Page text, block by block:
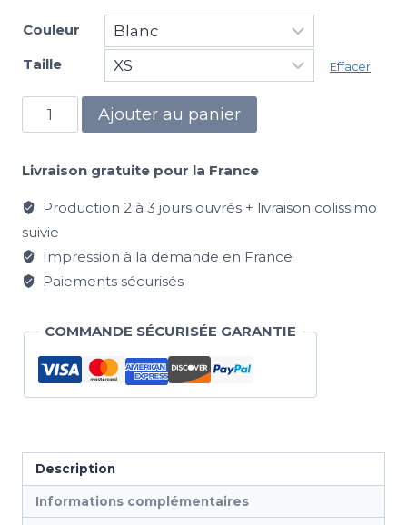
Couleur
Taille
Effacer
Ajouter au panier
Livraison gratuite pour la France
Production 2 à 3 jours ouvrés + livraison colissimo
suivie
Impression à la demande en France
Paiements sécurisés
COMMANDE SÉCURISÉE GARANTIE
Description
Informations complémentaires